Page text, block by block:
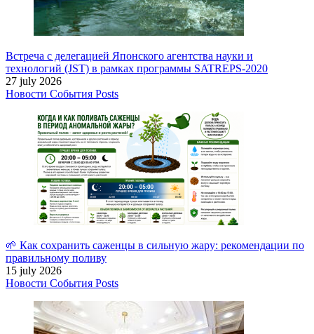
Встреча с делегацией Японского агентства науки и
технологий (JST) в рамках программы SATREPS-2020
27 july 2026
Новости События Posts
🌱 Как сохранить саженцы в сильную жару: рекомендации по
правильному поливу
15 july 2026
Новости События Posts